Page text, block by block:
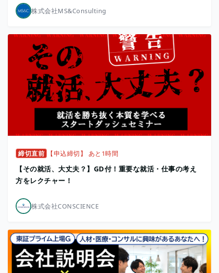
株式会社MS&Consulting
締切直前 【申込締切】 あと1時間
【その就活、大丈夫？】GD付！重要な就活・仕事の考え
方をレクチャー！
株式会社CONSCIENCE